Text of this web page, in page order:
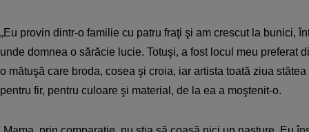
„Eu provin dintr-o familie cu patru fraţi şi am crescut la bunici,
unde domnea o sărăcie lucie. Totuşi, a fost locul meu preferat
o mătuşă care broda, cosea şi croia, iar artista toată ziua
pentru fir, pentru culoare şi material, de la ea a moştenit-o.